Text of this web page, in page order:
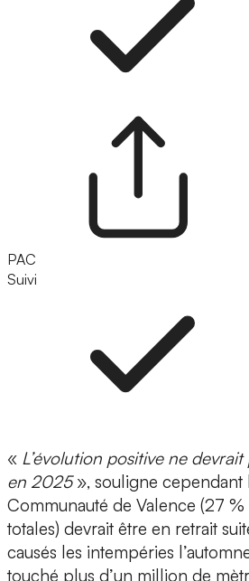
PAC
Suivi
« L’évolution positive ne
en 2025», souligne cependant
Communauté de Valence (27
totales) devrait être en retrait
causés les intempéries
touché plus d’un million de